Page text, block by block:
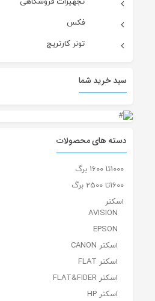
فکس
تونر کارتریج
سبد خرید شما
دسته های محصولات
1000تا 1600 برگ
1600تا 2500 برگ
اسکنر
AVISION
EPSON
اسکنر CANON
اسکنر FLAT
اسکنر FLAT&FIDER
اسکنر HP